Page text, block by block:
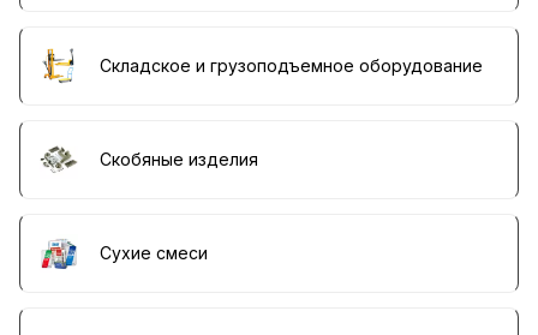
Складское и грузоподъемное оборудование
Скобяные изделия
Сухие смеси